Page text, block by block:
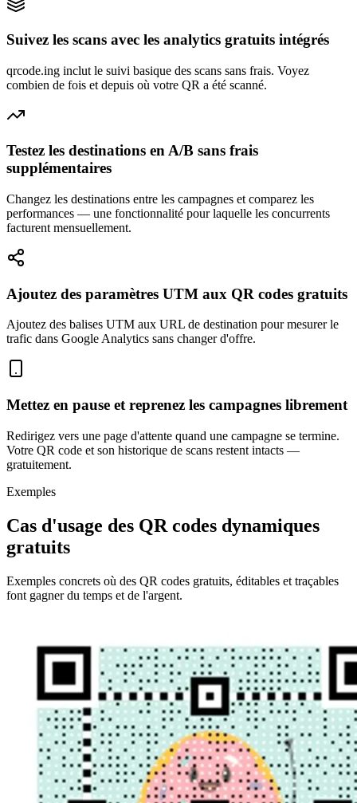
Suivez les scans avec les analytics gratuits intégrés
qrcode.ing inclut le suivi basique des scans sans frais. Voyez
combien de fois et depuis où votre QR a été scanné.
Testez les destinations en A/B sans frais
supplémentaires
Changez les destinations entre les campagnes et comparez les
performances — une fonctionnalité pour laquelle les concurrents
facturent mensuellement.
Ajoutez des paramètres UTM aux QR codes gratuits
Ajoutez des balises UTM aux URL de destination pour mesurer le
trafic dans Google Analytics sans changer d'offre.
Mettez en pause et reprenez les campagnes librement
Redirigez vers une page d'attente quand une campagne se termine.
Votre QR code et son historique de scans restent intacts —
gratuitement.
Exemples
Cas d'usage des QR codes dynamiques
gratuits
Exemples concrets où des QR codes gratuits, éditables et traçables
font gagner du temps et de l'argent.